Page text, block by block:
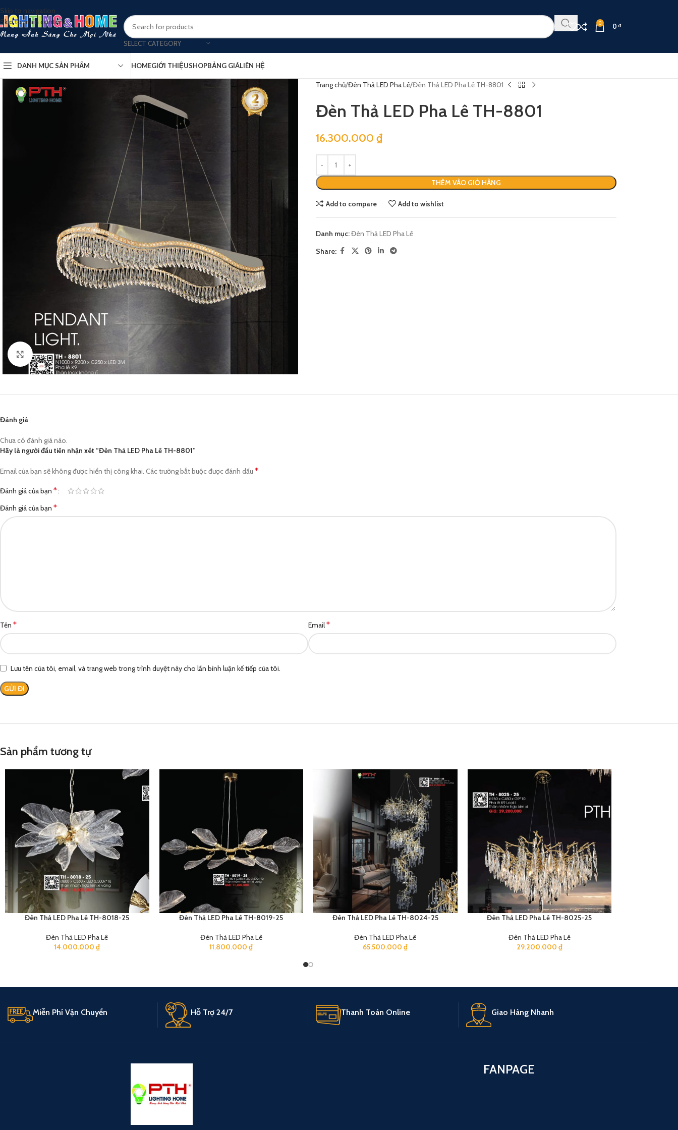
Skip to navigation
Skip to main content
SELECT CATEGORY
0 0₫
DANH MỤC SẢN PHẨM HOMEGIỚI THIỆUSHOPBẢNG GIÁLIÊN HỆ
Click to enlarge
Trang chủ Đèn Thả LED Pha Lê Đèn Thả LED Pha Lê TH-8801
Đèn Thả LED Pha Lê TH-8801
16.300.000 ₫
THÊM VÀO GIỎ HÀNG
Add to compare Add to wishlist
Danh mục:Đèn Thả LED Pha Lê
Share:
Đánh giá
Chưa có đánh giá nào.
Hãy là người đầu tiên nhận xét “Đèn Thả LED Pha Lê TH-8801”
Email của bạn sẽ không được hiển thị công khai. Các trường bắt buộc được đánh dấu *
Đánh giá của bạn *
Đánh giá của bạn *
Tên * Email*
Lưu tên của tôi, email, và trang web trong trình duyệt này cho lần bình luận kế tiếp của tôi.
Sản phẩm tương tự
Đèn Thả LED Pha Lê TH-8018-25
Đèn Thả LED Pha Lê
14.000.000₫
Đèn Thả LED Pha Lê TH-8019-25
Đèn Thả LED Pha Lê
11.800.000₫
Đèn Thả LED Pha Lê TH-8024-25
Đèn Thả LED Pha Lê
65.500.000₫
Đèn Thả LED Pha Lê TH-8025-25
Đèn Thả LED Pha Lê
29.200.000 ₫
Miễn Phí Vận Chuyển Hỗ Trợ 24/7 Thanh Toán Online Giao Hàng Nhanh
FANPAGE